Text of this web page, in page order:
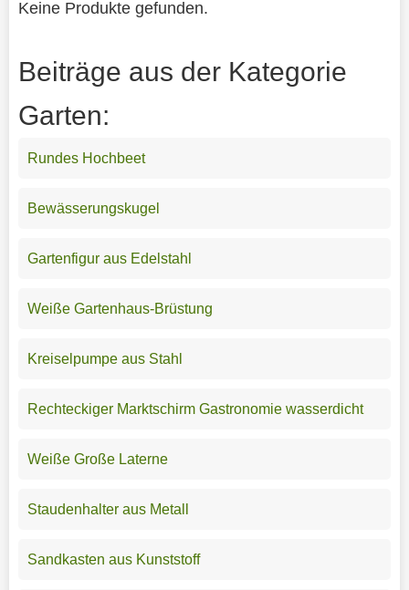
Keine Produkte gefunden.
Beiträge aus der Kategorie
Garten:
Rundes Hochbeet
Bewässerungskugel
Gartenfigur aus Edelstahl
Weiße Gartenhaus-Brüstung
Kreiselpumpe aus Stahl
Rechteckiger Marktschirm Gastronomie wasserdicht
Weiße Große Laterne
Staudenhalter aus Metall
Sandkasten aus Kunststoff